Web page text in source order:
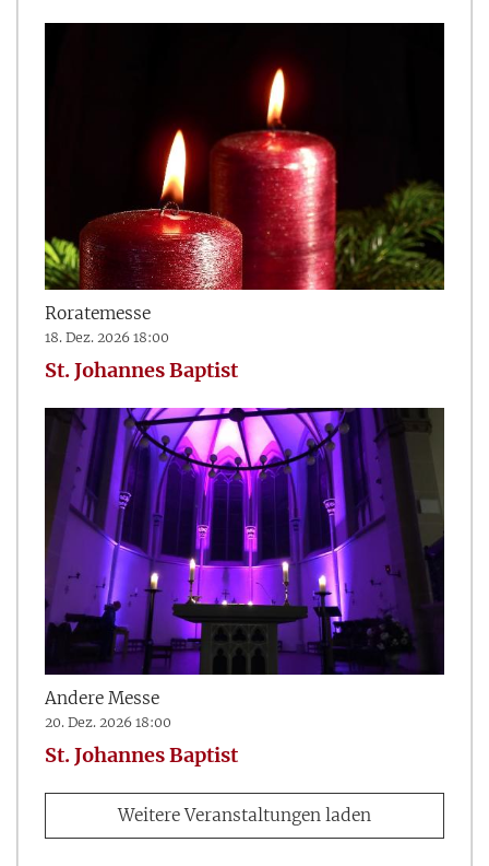
Roratemesse
18. Dez. 2026 18:00
St. Johannes Baptist
Andere Messe
20. Dez. 2026 18:00
St. Johannes Baptist
Weitere Veranstaltungen laden